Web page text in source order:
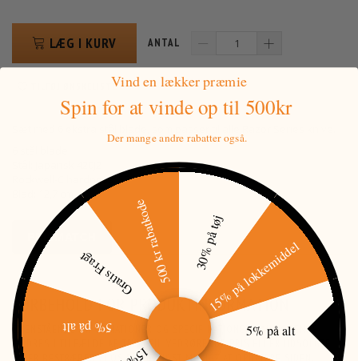
LÆG I KURV ANTAL
TILFØJ ØNSKELISTE
Rockwell-C hardness: 57
PRISMATCH
FORBEHOLD FOR PRODUKTINFORMATION
OVENSTÅENDE INFORMATIONER OG SPECIFIKATIONER KAN LØBENDE
ÆNDRES. I TILFÆLDE AF TRYKFEJL VEDRØRENDE PRIS ELLER UDSOLGTE
Vind en lækker præmie
Spin for at vindeop til 500kr
Der mange andre rabatter også.
30% på tøj
15% på lokkemiddel
5% på alt
5% på alt
Gratis Fragt500 kr rabatkode